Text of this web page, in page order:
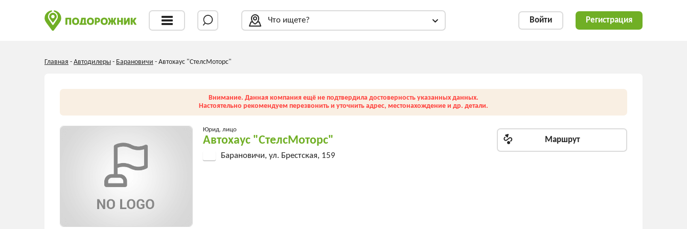
Что ищете? Войти Регистрация
Главная - Автодилеры - Барановичи - Автохаус "СтелсМоторс"
Внимание. Данная компания ещё не подтвердила достоверность указанных данных.
Настоятельно рекомендуем перезвонить и уточнить адрес, местонахождение и др. детали.
Юрид. лицо
Автохаус "СтелсМоторс"
Барановичи, ул. Брестская, 159
Маршрут